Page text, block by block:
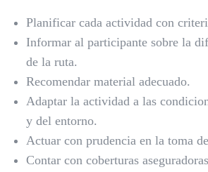
Planificar cada actividad con
Informar al participante sobre la
de la ruta.
Recomendar material adecuado.
Adaptar la actividad a las
y del entorno.
Actuar con prudencia en la toma
Contar con coberturas